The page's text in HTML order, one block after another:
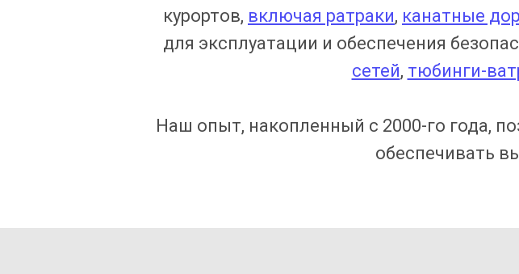
курортов, включая ратраки, канатные
для эксплуатации и обеспечения
сетей, тюбинги-
Наш опыт, накопленный с 2000-го года,
обеспечивать